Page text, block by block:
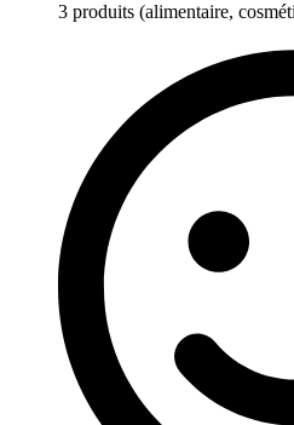
3 produits (alimentaire,